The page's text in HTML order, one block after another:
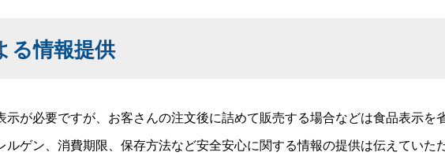
る情報提供
が必要ですが、お客さんの注文後に詰めて販売する場合などは食品表示を
ゲン、消費期限、保存方法など安全安心に関する情報の提供は伝えていた